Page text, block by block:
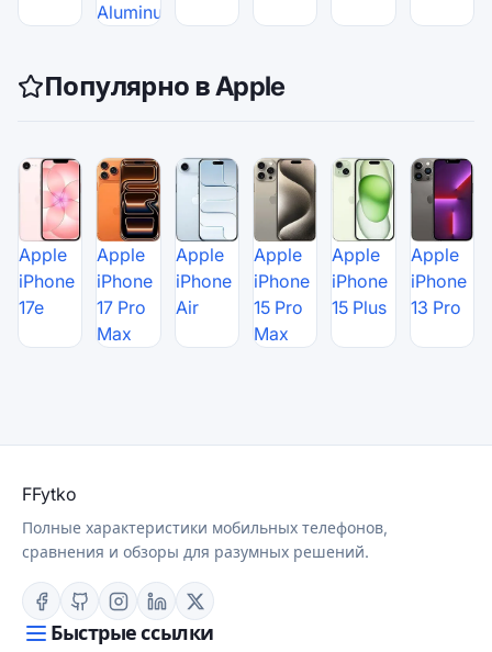
Aluminum
Популярно в Apple
Apple
iPhone
17e
Apple
iPhone
17 Pro
Max
Apple
iPhone
Air
Apple
iPhone
15 Pro
Max
Apple
iPhone
15 Plus
Apple
iPhone
13 Pro
FFytko
Полные характеристики мобильных телефонов,
сравнения и обзоры для разумных решений.
Быстрые ссылки